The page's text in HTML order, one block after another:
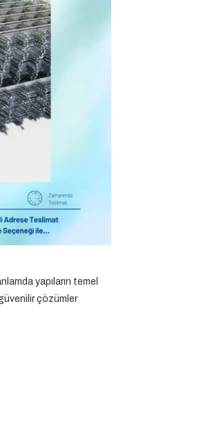
yapıların temel
çözümler